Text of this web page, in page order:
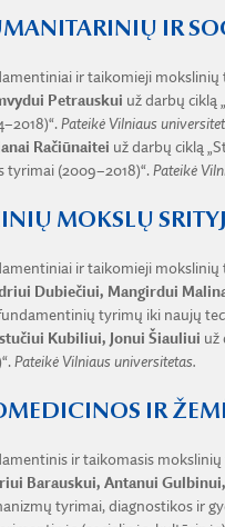
IR
ir taikomieji mokslinių
Petrauskui už darbų ciklą
Pateikė Vilniaus
Račiūnaitei už darbų ciklą
tyrimai (2009–2018)“. Pateikė
MOKSLŲ
ir taikomieji mokslinių
Dubiečiui, Mangirdui
tyrimų iki naujų
Kubiliui, Jonui Šiauliui už
Pateikė Vilniaus universitetas.
IR
ir taikomasis
Barauskui, Antanui
tyrimai, diagnostikos ir